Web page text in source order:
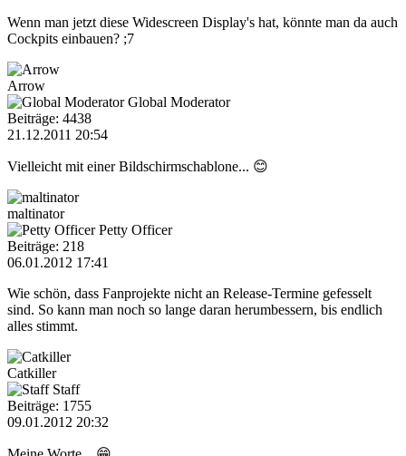
Wenn man jetzt diese Widescreen Display's hat, könnte man da auch
Cockpits einbauen? ;7
Arrow
Global Moderator
Beiträge: 4438
21.12.2011 20:54
Vielleicht mit einer Bildschirmschablone... 😊
maltinator
Petty Officer
Beiträge: 218
06.01.2012 17:41
Wie schön, dass Fanprojekte nicht an Release-Termine gefesselt
sind. So kann man noch so lange daran herumbessern, bis endlich
alles stimmt.
Catkiller
Staff
Beiträge: 1755
09.01.2012 20:32